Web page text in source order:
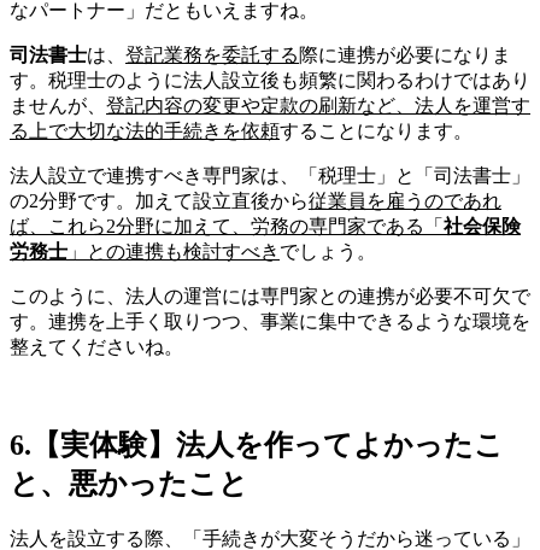
なパートナー」だともいえますね。
司法書士は、 登記業務を委託する際に連携が必要になりま
す。税理士のように法人設立後も頻繁に関わるわけではあり
ませんが、 登記内容の変更や定款の刷新など、法人を運営す
る上で大切な法的手続きを依頼することになります。
法人設立で連携すべき専門家は、「税理士」と「司法書士」
の2分野です。加えて設立直後から従業員を雇うのであれ
ば、これら2分野に加えて、労務の専門家である「 社会保険
労務士 」との連携も検討すべき でしょう。
このように、法人の運営には専門家との連携が必要不可欠で
す。連携を上手く取りつつ、事業に集中できるような環境を
整えてくださいね。
6.【実体験】法人を作ってよかったこ
と、悪かったこと
法人を設立する際、「手続きが大変そうだから迷っている」